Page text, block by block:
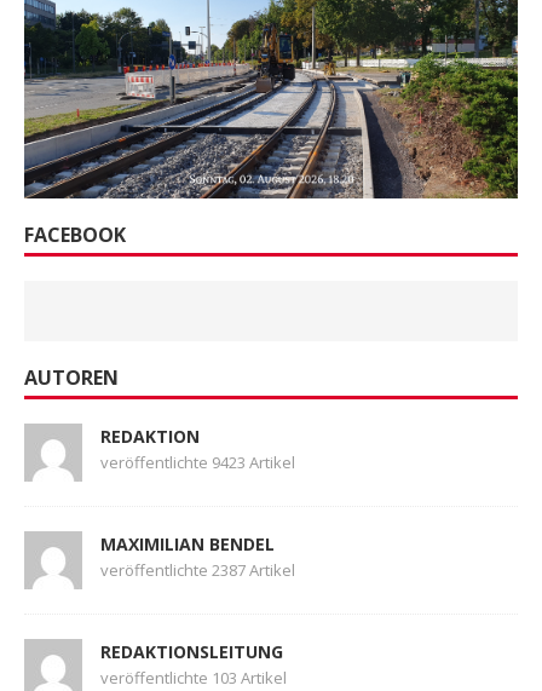
FACEBOOK
AUTOREN
REDAKTION
veröffentlichte 9423 Artikel
MAXIMILIAN BENDEL
veröffentlichte 2387 Artikel
REDAKTIONSLEITUNG
veröffentlichte 103 Artikel